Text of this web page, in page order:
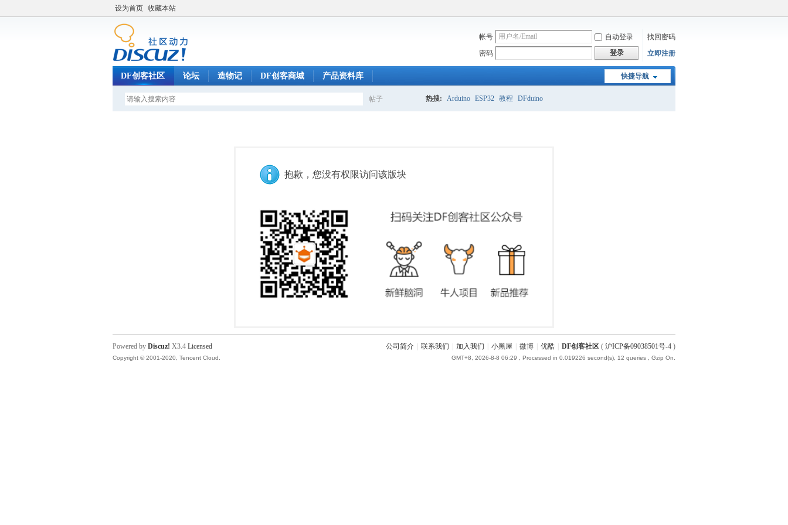
设为首页 收藏本站
帐号 自动登录
找回密码
密码
登录 立即注册
快捷导航
DF创客社区 论坛 造物记 DF创客商城 产品资料库
帖子 热搜: Arduino ESP32 教程 DFduino
抱歉，您没有权限访问该版块
公司简介 联系我们 加入我们 小黑屋 微博 优酷 DF创客社区 ( 沪ICP备09038501号-4 )
GMT+8, 2026-8-8 06:29 , Processed in 0.019226 second(s), 12 queries , Gzip On.
Powered by Discuz! X3.4 Licensed
Copyright © 2001-2020, Tencent Cloud.